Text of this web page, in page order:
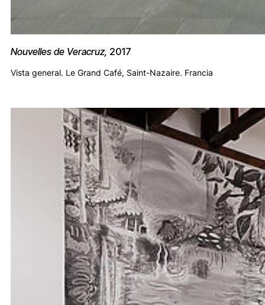
Nouvelles de Veracruz, 2017
Vista general. Le Grand Café, Saint-Nazaire. Francia